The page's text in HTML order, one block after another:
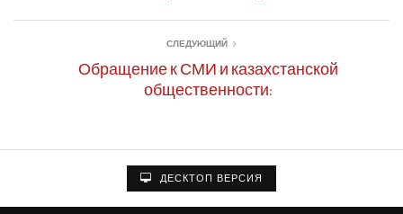
СЛЕДУЮЩИЙ
Обращение к СМИ и казахстанской
общественности:
ДЕСКТОП ВЕРСИЯ